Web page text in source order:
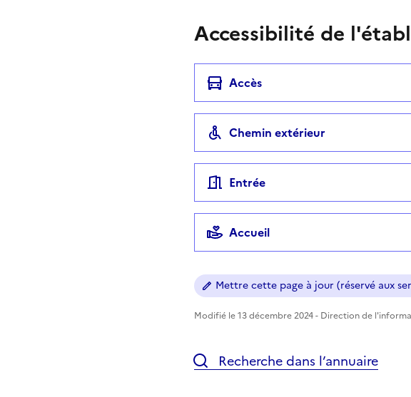
Accessibilité de
Accès
Chemin extérieur
Entrée
Accueil
Mettre cette page à jour (réservé aux
Modifié le 13 décembre 2024 - Direction de
Recherche dans l’annuaire